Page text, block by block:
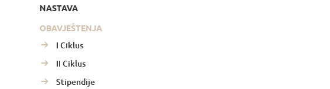
NASTAVA
OBAVJEŠTENJA
I Ciklus
II Ciklus
Stipendije